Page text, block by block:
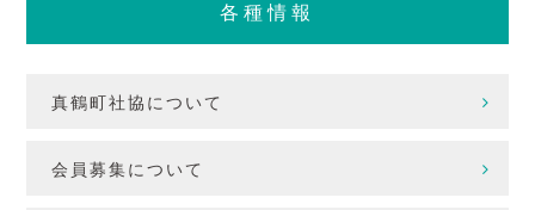
各種情報
真鶴町社協について
会員募集について